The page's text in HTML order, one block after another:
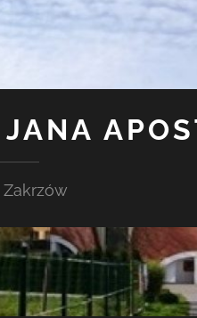
Zakrzów